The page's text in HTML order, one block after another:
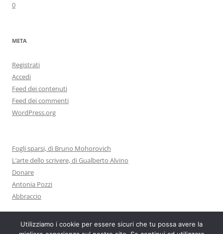
0
META
Registrati
Accedi
Feed dei contenuti
Feed dei commenti
WordPress.org
Fogli sparsi, di Bruno Mohorovich
L’arte dello scrivere, di Gualberto Alvino
Donare
Antonia Pozzi
Abbraccio
Utilizziamo i cookie per essere sicuri che tu possa avere la